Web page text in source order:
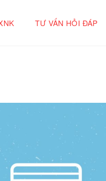
TƯ VẤN HỎI ĐÁP